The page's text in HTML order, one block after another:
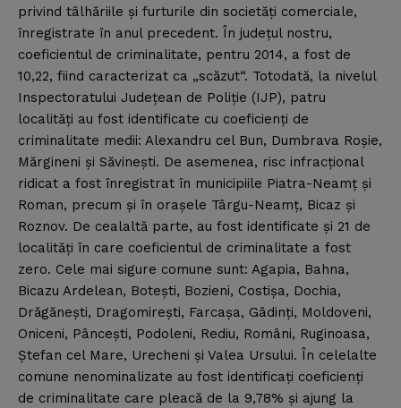
privind tâlhăriile şi furturile din societăţi comerciale,
înregistrate în anul precedent. În judeţul nostru,
coeficientul de criminalitate, pentru 2014, a fost de
10,22, fiind caracterizat ca „scăzut“. Totodată, la nivelul
Inspectoratului Judeţean de Poliţie (IJP), patru
localităţi au fost identificate cu coeficienţi de
criminalitate medii: Alexandru cel Bun, Dumbrava Roşie,
Mărgineni şi Săvineşti. De asemenea, risc infracţional
ridicat a fost înregistrat în municipiile Piatra-Neamţ şi
Roman, precum şi în oraşele Târgu-Neamţ, Bicaz şi
Roznov. De cealaltă parte, au fost identificate şi 21 de
localităţi în care coeficientul de criminalitate a fost
zero. Cele mai sigure comune sunt: Agapia, Bahna,
Bicazu Ardelean, Boteşti, Bozieni, Costişa, Dochia,
Drăgăneşti, Dragomireşti, Farcaşa, Gâdinţi, Moldoveni,
Oniceni, Pânceşti, Podoleni, Rediu, Români, Ruginoasa,
Ştefan cel Mare, Urecheni şi Valea Ursului. În celelalte
comune nenominalizate au fost identificaţi coeficienţi
de criminalitate care pleacă de la 9,78% şi ajung la